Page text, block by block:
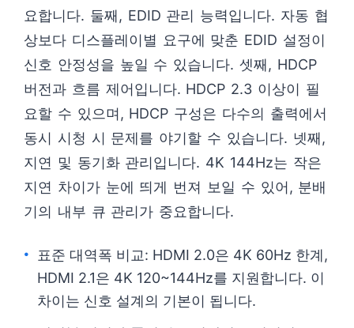
요합니다. 둘째, EDID 관리 능력입니다. 자동 협
상보다 디스플레이별 요구에 맞춘 EDID 설정이
신호 안정성을 높일 수 있습니다. 셋째, HDCP
버전과 흐름 제어입니다. HDCP 2.3 이상이 필
요할 수 있으며, HDCP 구성은 다수의 출력에서
동시 시청 시 문제를 야기할 수 있습니다. 넷째,
지연 및 동기화 관리입니다. 4K 144Hz는 작은
지연 차이가 눈에 띄게 번져 보일 수 있어, 분배
기의 내부 큐 관리가 중요합니다.
표준 대역폭 비교: HDMI 2.0은 4K 60Hz 한계,
HDMI 2.1은 4K 120~144Hz를 지원합니다. 이
차이는 신호 설계의 기본이 됩니다.